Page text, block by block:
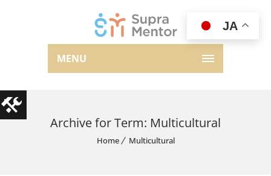
MENU
Archive for Term: Multicultural
Home Multicultural
JA